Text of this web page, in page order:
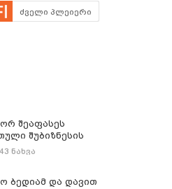
ძველი პლეიერი
შეაფასეს
შუბიზნესის
სოფო ბედიას
ნახვა
ბედიამ და დავით